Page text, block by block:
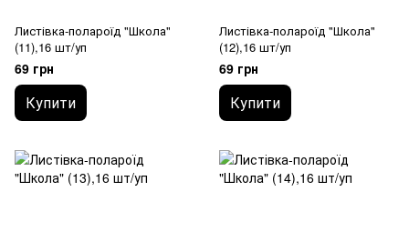
Листівка-полароїд "Школа"
(11),16 шт/уп
69 грн
Купити
Листівка-полароїд "Школа"
(12),16 шт/уп
69 грн
Купити